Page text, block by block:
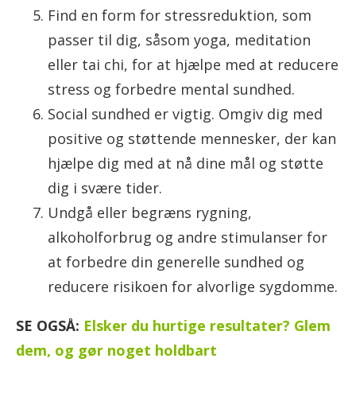
Find en form for stressreduktion, som
passer til dig, såsom yoga, meditation
eller tai chi, for at hjælpe med at reducere
stress og forbedre mental sundhed.
Social sundhed er vigtig. Omgiv dig med
positive og støttende mennesker, der kan
hjælpe dig med at nå dine mål og støtte
dig i svære tider.
Undgå eller begræns rygning,
alkoholforbrug og andre stimulanser for
at forbedre din generelle sundhed og
reducere risikoen for alvorlige sygdomme.
SE OGSÅ: Elsker du hurtige resultater? Glem
dem, og gør noget holdbart